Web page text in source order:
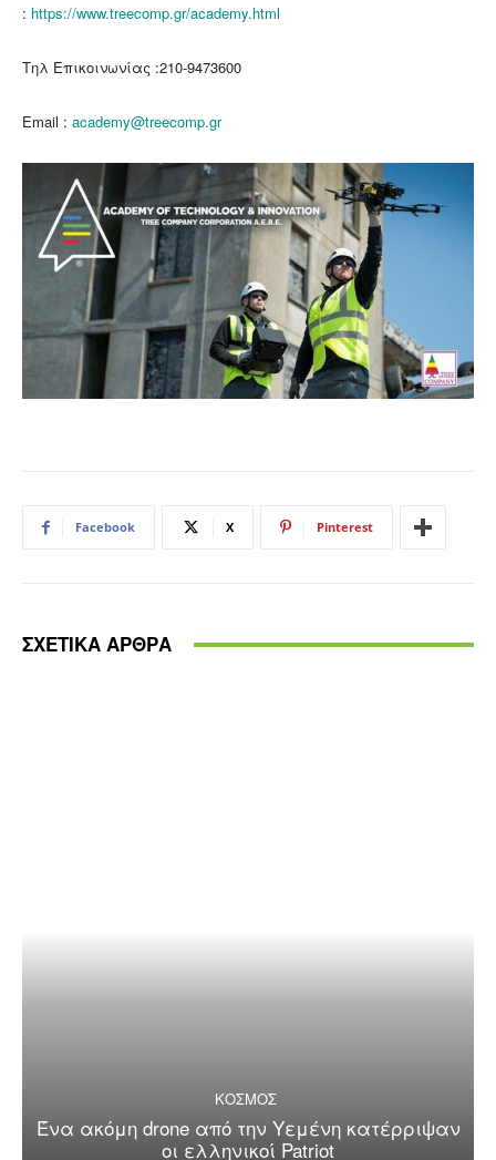
: https://www.treecomp.gr/academy.html
Τηλ Επικοινωνίας :210-9473600
Email : academy@treecomp.gr
Facebook X Pinterest
ΣΧΕΤΙΚΑ ΑΡΘΡΑ
ΚΟΣΜΟΣ
Ένα ακόμη drone από την Υεμένη κατέρριψαν
οι ελληνικοί Patriot